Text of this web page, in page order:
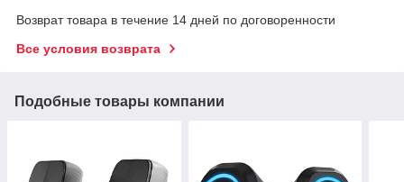
Возврат товара в течение 14 дней по договоренности
Все условия возврата
Подобные товары компании